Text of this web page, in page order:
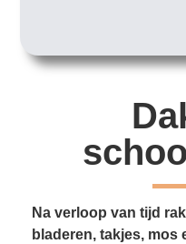
Na verloop van tijd
bladeren, takjes, mos